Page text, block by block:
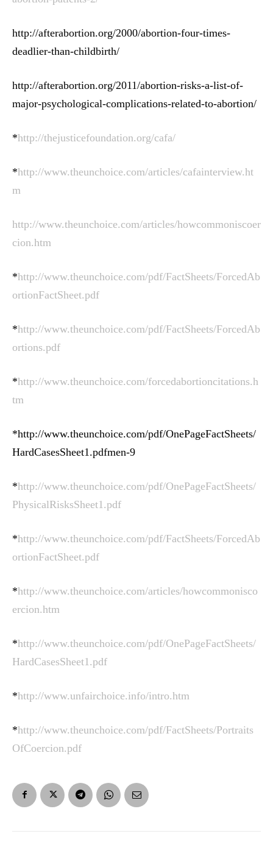
http://afterabortion.org/2000/abortion-four-times-
deadlier-than-childbirth/
http://afterabortion.org/2011/abortion-risks-a-list-of-
major-psychological-complications-related-to-abortion/
*http://thejusticefoundation.org/cafa/
*http://www.theunchoice.com/articles/cafainterview.ht
m
http://www.theunchoice.com/articles/howcommoniscoer
cion.htm
*http://www.theunchoice.com/pdf/FactSheets/ForcedAb
ortionFactSheet.pdf
*http://www.theunchoice.com/pdf/FactSheets/ForcedAb
ortions.pdf
*http://www.theunchoice.com/forcedabortioncitations.h
tm
*http://www.theunchoice.com/pdf/OnePageFactSheets/
HardCasesSheet1.pdfmen-9
*http://www.theunchoice.com/pdf/OnePageFactSheets/
PhysicalRisksSheet1.pdf
*http://www.theunchoice.com/pdf/FactSheets/ForcedAb
ortionFactSheet.pdf
*http://www.theunchoice.com/articles/howcommonisco
ercion.htm
*http://www.theunchoice.com/pdf/OnePageFactSheets/
HardCasesSheet1.pdf
*http://www.unfairchoice.info/intro.htm
*http://www.theunchoice.com/pdf/FactSheets/Portraits
OfCoercion.pdf